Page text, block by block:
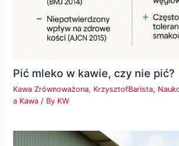
Pić mleko w kawie, czy nie pić?
Kawa Zrównoważona, KrzysztofBarista,
a Kawa / By KW